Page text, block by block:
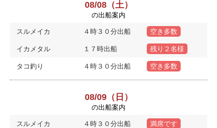
08/08（土）
の出船案内
スルメイカ ４時３０分出船 空き多数
イカメタル １７時出船 残り２名様
タコ釣り ４時３０分出船 空き多数
08/09（日）
の出船案内
スルメイカ ４時３０分出船 満席です